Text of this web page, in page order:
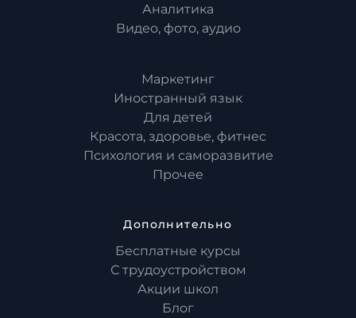
Аналитика
Видео, фото, аудио
Маркетинг
Иностранный язык
Для детей
Красота, здоровье, фитнес
Психология и саморазвитие
Прочее
Дополнительно
Бесплатные курсы
С трудоустройством
Акции школ
Блог